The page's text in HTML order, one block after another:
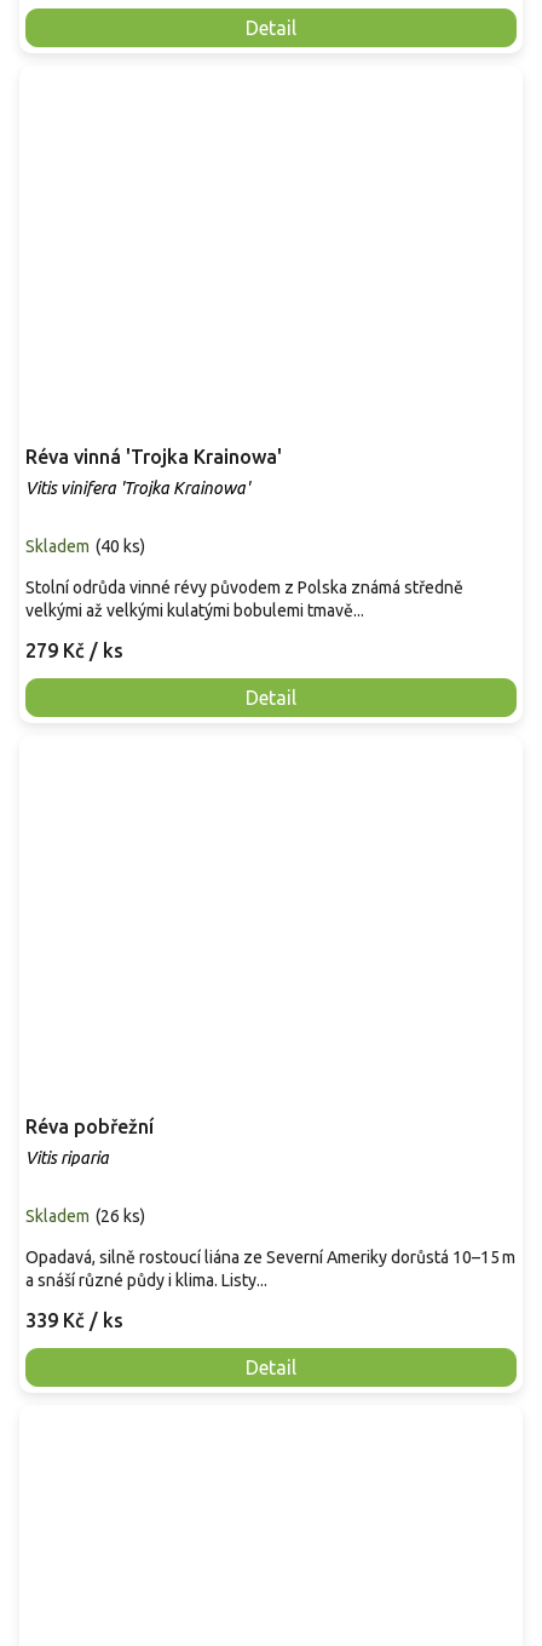
Detail
Réva vinná 'Trojka Krainowa'
Vitis vinifera 'Trojka Krainowa'
Skladem (40 ks)
279 Kč / ks
Detail
Stolní odrůda vinné révy původem z Polska známá středně
velkými až velkými kulatými bobulemi tmavě...
Réva pobřežní
Vitis riparia
Skladem (26 ks)
339 Kč / ks
Detail
Opadavá, silně rostoucí liána ze Severní Ameriky dorůstá 10–15 m
a snáší různé půdy i klima. Listy...